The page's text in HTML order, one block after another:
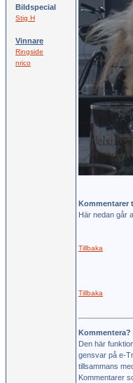
Bildspecial
Stig H
Vinnare
Ringside
nrico
Kommentarer
Här nedan går
Tillbaka
Tillbaka
Kommentera?
Den här
gensvar på e-
tillsammans
Kommentarer